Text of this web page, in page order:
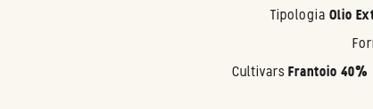
Tipologia Olio
Cultivars Frantoio 40%